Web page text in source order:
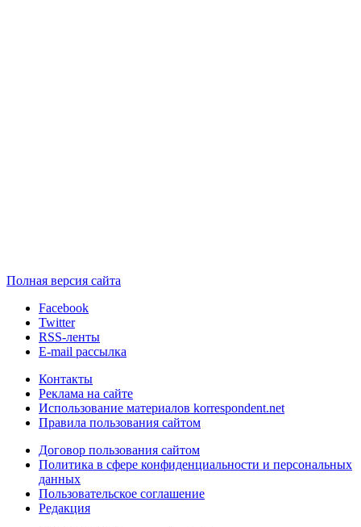
Полная версия сайта
Facebook
Twitter
RSS-ленты
E-mail рассылка
Контакты
Реклама на сайте
Использование материалов korrespondent.net
Правила пользования сайтом
Договор пользования сайтом
Политика в сфере конфиденциальности и персональных
данных
Пользовательское соглашение
Редакция